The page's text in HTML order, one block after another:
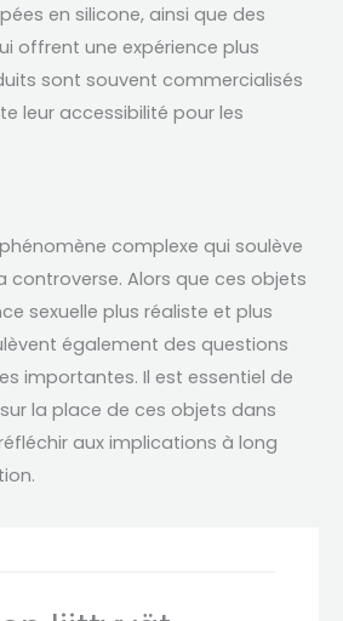
en silicone, ainsi que des
offrent une expérience plus
sont souvent commercialisés
leur accessibilité pour les
complexe qui soulève
controverse. Alors que ces objets
sexuelle plus réaliste et plus
également des questions
importantes. Il est essentiel de
la place de ces objets dans
aux implications à long
.